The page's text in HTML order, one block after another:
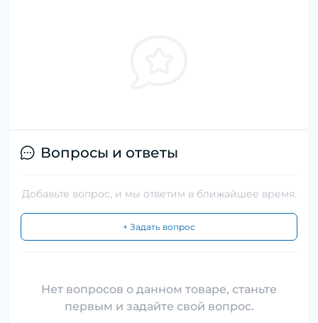
Вопросы и ответы
Добавьте вопрос, и мы ответим в ближайшее время.
+ Задать вопрос
Нет вопросов о данном товаре, станьте
первым и задайте свой вопрос.